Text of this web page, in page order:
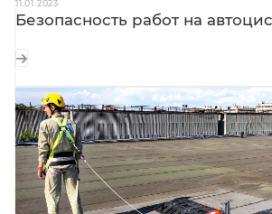
11.01.2023
Безопасность работ на